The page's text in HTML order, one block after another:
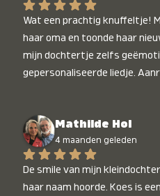
Wat een prachtig knuffeltje!
haar oma en toonde haar
mijn dochtertje zelfs
gepersonaliseerde liedje.
Mathilde Hol
4 maanden geleden
De smile van mijn
haar naam hoorde. Koes is